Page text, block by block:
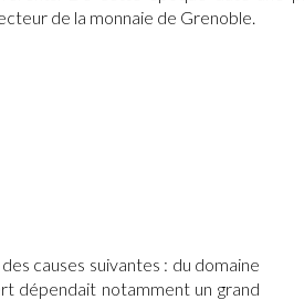
de la monnaie de Grenoble.
causes suivantes : du domaine
dépendait notamment un grand